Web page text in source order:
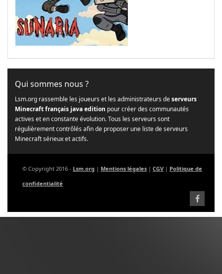
Qui sommes nous ?
Lsm.org rassemble les joueurs et les administrateurs deserveurs
Minecraft français java edition pour créer des communautés
actives et en constante évolution. Tous les serveurs sont
régulièrement contrôlés afin de proposer une liste de serveurs
Minecraft sérieux et actifs.
© Copyright 2016 - Lsm.org | Mentions légales | CGV | Politique de
confidentialité